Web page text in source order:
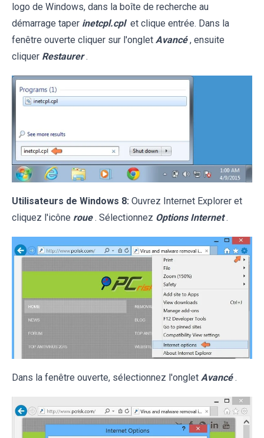
logo de Windows, dans la boîte de recherche au
démarrage taper inetcpl.cpl et clique entrée. Dans la
fenêtre ouverte cliquer sur l'onglet Avancé , ensuite
cliquer Restaurer .
Utilisateurs de Windows 8: Ouvrez Internet Explorer et
cliquez l'icône roue . Sélectionnez Options Internet .
Dans la fenêtre ouverte, sélectionnez l'onglet Avancé .